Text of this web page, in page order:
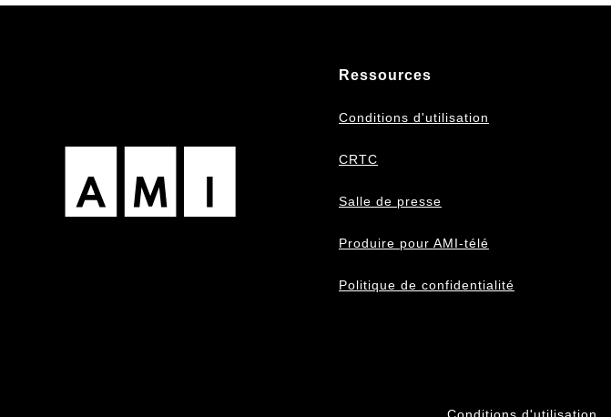
Ressources
Conditions d'utilisation
CRTC
Salle de presse
Produire pour AMI-télé
Politique de confidentialité